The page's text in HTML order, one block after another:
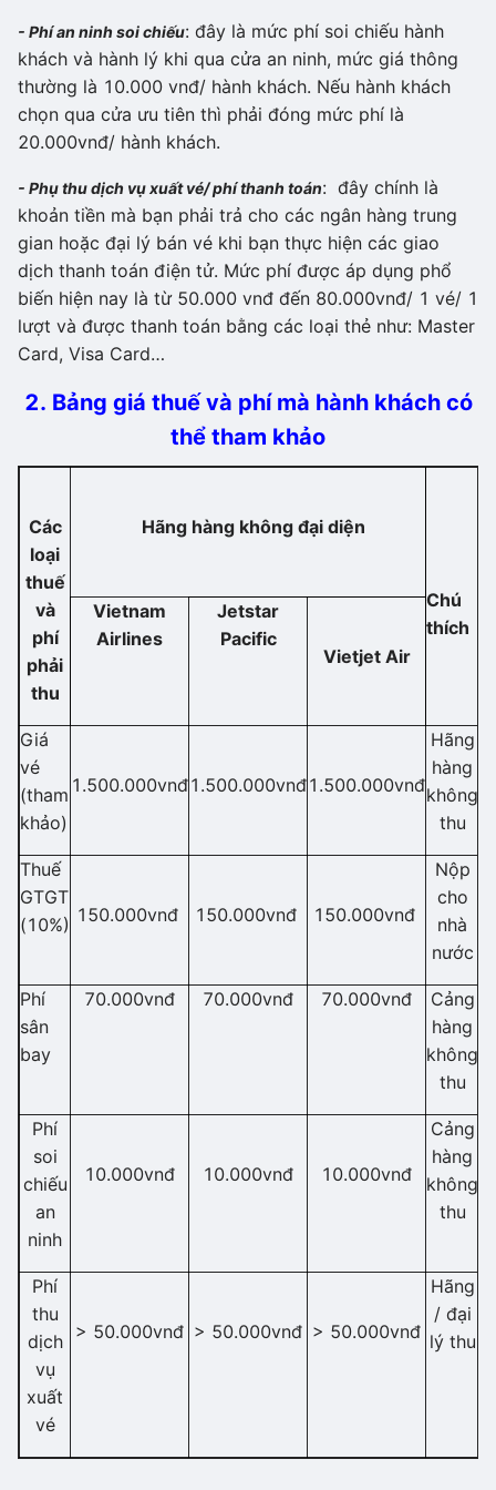
- Phí an ninh soi chiếu: đây là mức phí soi chiếu hành
khách và hành lý khi qua cửa an ninh, mức giá thông
thường là 10.000 vnđ/ hành khách. Nếu hành khách
chọn qua cửa ưu tiên thì phải đóng mức phí là
20.000vnđ/ hành khách.
- Phụ thu dịch vụ xuất vé/ phí thanh toán: đây chính là
khoản tiền mà bạn phải trả cho các ngân hàng trung
gian hoặc đại lý bán vé khi bạn thực hiện các giao
dịch thanh toán điện tử. Mức phí được áp dụng phổ
biến hiện nay là từ 50.000 vnđ đến 80.000vnđ/ 1 vé/ 1
lượt và được thanh toán bằng các loại thẻ như: Master
Card, Visa Card…
2. Bảng giá thuế và phí mà hành khách có
thể tham khảo
Các
loại
thuế
và
phí
phải
thu
Hãng hàng không đại diện
Chú
thích
Vietnam
Airlines
Jetstar
Pacific
Vietjet Air
Giá
vé
(tham
khảo)
1.500.000vnđ1.500.000vnđ1.500.000vnđ
Hãng
hàng
không
thu
Thuế
GTGT
(10%) 150.000vnđ 150.000vnđ 150.000vnđ
Nộp
cho
nhà
nước
Phí
sân
bay
70.000vnđ 70.000vnđ 70.000vnđ
Cảng
hàng
không
thu
Phí
soi
chiếu
an
ninh
10.000vnđ 10.000vnđ 10.000vnđ
Cảng
hàng
không
thu
Phí
thu
dịch
vụ
xuất
vé
> 50.000vnđ > 50.000vnđ > 50.000vnđ
Hãng
/ đại
lý thu